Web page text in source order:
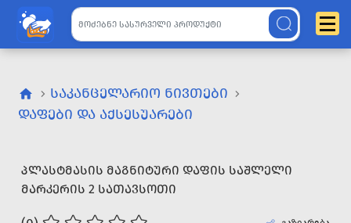
ᲡᲐᲙᲐᲜᲪᲔᲚᲐᲠᲘᲝ ᲜᲘᲕᲗᲔᲑᲘ
ᲓᲐᲤᲔᲑᲘ ᲓᲐ ᲐᲥᲡᲔᲡᲣᲐᲠᲔᲑᲘ
ᲞᲚᲐᲡᲢᲛᲐᲡᲘᲡ ᲛᲐᲒᲜᲘᲢᲣᲠᲘ ᲓᲐᲤᲘᲡ ᲡᲐᲨᲚᲔᲚᲘ
ᲛᲐᲠᲙᲔᲠᲘᲡ 2 ᲡᲐᲗᲐᲕᲡᲝᲗᲘ